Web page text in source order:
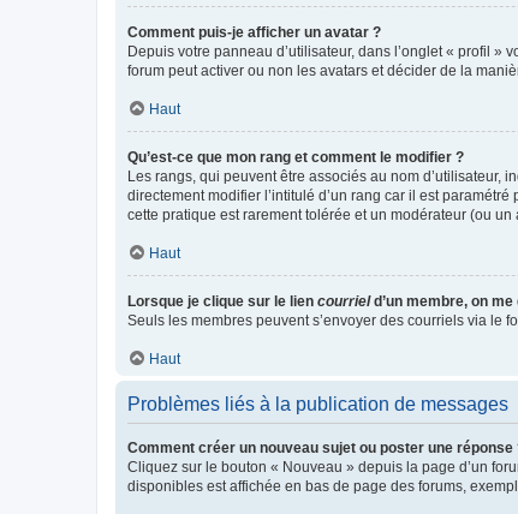
Comment puis-je afficher un avatar ?
Depuis votre panneau d’utilisateur, dans l’onglet « profil »
forum peut activer ou non les avatars et décider de la
Haut
Qu’est-ce que mon rang et comment le modifier ?
Les rangs, qui peuvent être associés au nom d’utilisateur,
directement modifier l’intitulé d’un rang car il est
cette pratique est rarement tolérée et un modérateur (ou
Haut
Lorsque je clique sur le lien courrield’un membre, on
Seuls les membres peuvent s’envoyer des courriels via le
Haut
Problèmes liés à la publication de messages
Comment créer un nouveau sujet ou poster une réponse
Cliquez sur le bouton « Nouveau » depuis la page d’un
disponibles est affichée en bas de page des forums,